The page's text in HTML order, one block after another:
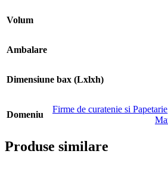
Volum
Ambalare
Dimensiune bax (Lxlxh)
Domeniu
Firme de curatenie si Papetarie
Produse similare